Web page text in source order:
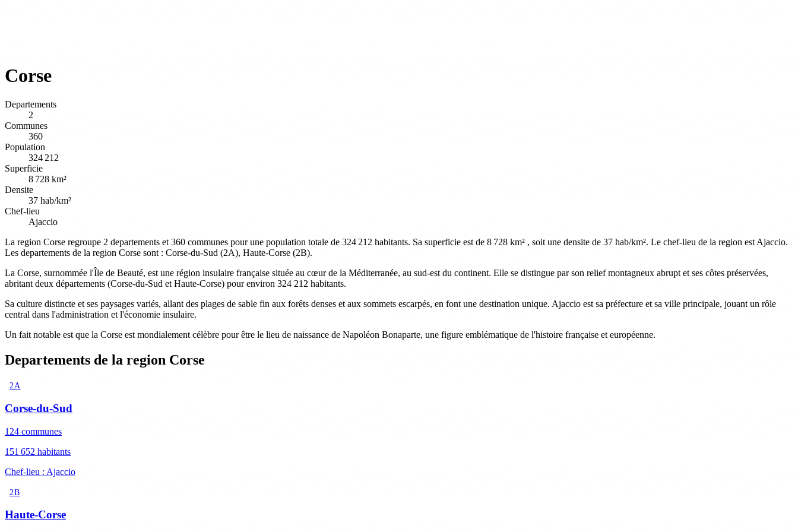
Corse
Departements
2
Communes
360
Population
324 212
Superficie
8 728 km²
Densite
37 hab/km²
Chef-lieu
Ajaccio
La region Corse regroupe 2 departements et 360 communes pour une population totale de 324 212 habitants. Sa superficie est de 8 728 km² , soit une densite de 37 hab/km². Le chef-lieu de la region est Ajaccio.
Les departements de la region Corse sont : Corse-du-Sud (2A), Haute-Corse (2B).
La Corse, surnommée l'Île de Beauté, est une région insulaire française située au cœur de la Méditerranée, au sud-est du continent. Elle se distingue par son relief montagneux abrupt et ses côtes préservées,
abritant deux départements (Corse-du-Sud et Haute-Corse) pour environ 324 212 habitants.
Sa culture distincte et ses paysages variés, allant des plages de sable fin aux forêts denses et aux sommets escarpés, en font une destination unique. Ajaccio est sa préfecture et sa ville principale, jouant un rôle
central dans l'administration et l'économie insulaire.
Un fait notable est que la Corse est mondialement célèbre pour être le lieu de naissance de Napoléon Bonaparte, une figure emblématique de l'histoire française et européenne.
Departements de la region Corse
2A
Corse-du-Sud
124 communes
151 652 habitants
Chef-lieu : Ajaccio
2B
Haute-Corse